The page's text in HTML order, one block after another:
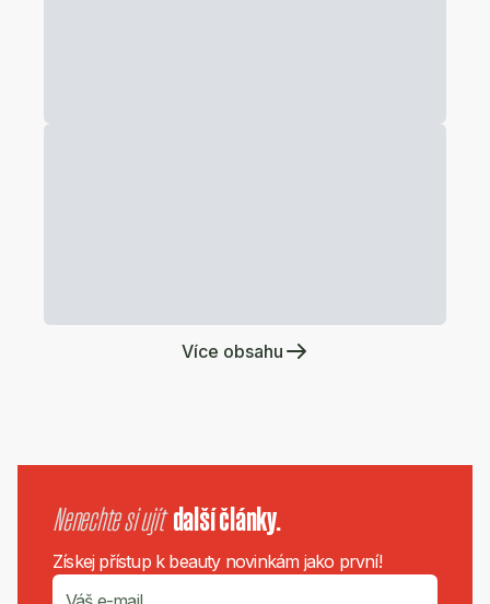
Více obsahu
Nenechte si ujít další články.
Získej přístup k beauty novinkám jako první!